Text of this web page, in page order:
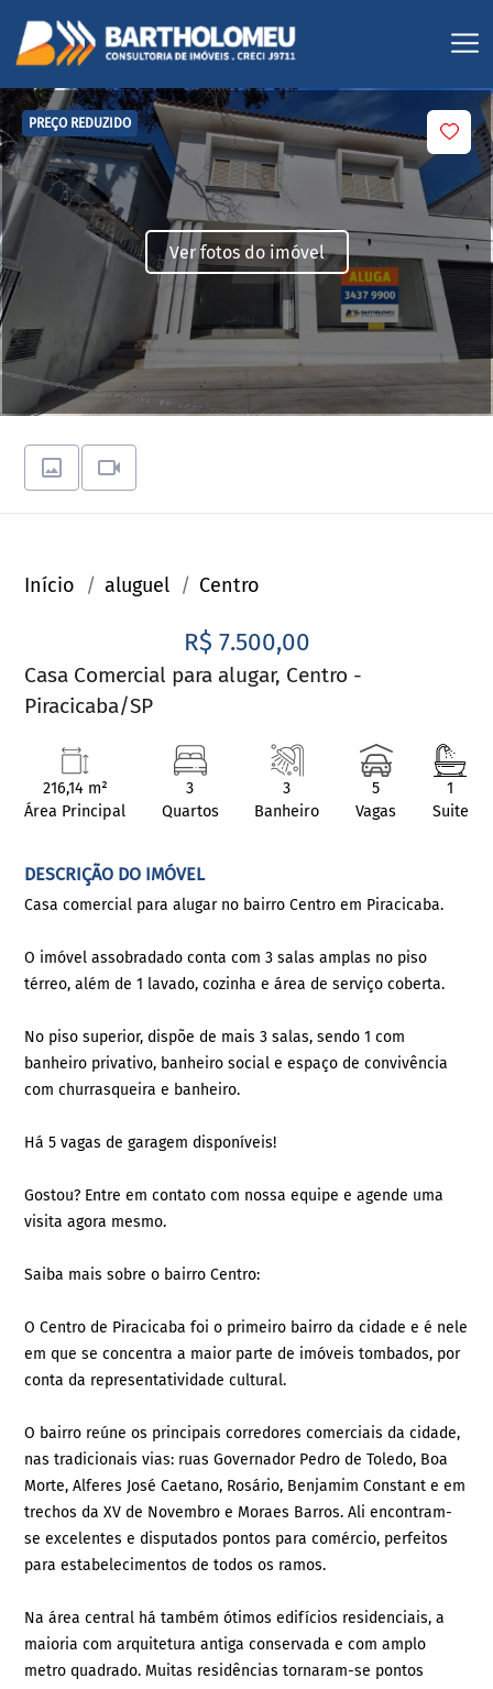
PREÇO REDUZIDO
Ver fotos do imóvel
Início aluguel Centro
R$ 7.500,00
Casa Comercial para alugar, Centro -
Piracicaba/SP
216,14 m²
Área Principal
3
Quartos
3
Banheiro
5
Vagas
1
Suite
DESCRIÇÃO DO IMÓVEL
Casa comercial para alugar no bairro Centro em Piracicaba.
O imóvel assobradado conta com 3 salas amplas no piso
térreo, além de 1 lavado, cozinha e área de serviço coberta.
No piso superior, dispõe de mais 3 salas, sendo 1 com
banheiro privativo, banheiro social e espaço de convivência
com churrasqueira e banheiro.
Há 5 vagas de garagem disponíveis!
Gostou? Entre em contato com nossa equipe e agende uma
visita agora mesmo.
Saiba mais sobre o bairro Centro:
O Centro de Piracicaba foi o primeiro bairro da cidade e é nele
em que se concentra a maior parte de imóveis tombados, por
conta da representatividade cultural.
O bairro reúne os principais corredores comerciais da cidade,
nas tradicionais vias: ruas Governador Pedro de Toledo, Boa
Morte, Alferes José Caetano, Rosário, Benjamim Constant e em
trechos da XV de Novembro e Moraes Barros. Ali encontram-
se excelentes e disputados pontos para comércio, perfeitos
para estabelecimentos de todos os ramos.
Na área central há também ótimos edifícios residenciais, a
maioria com arquitetura antiga conservada e com amplo
metro quadrado. Muitas residências tornaram-se pontos